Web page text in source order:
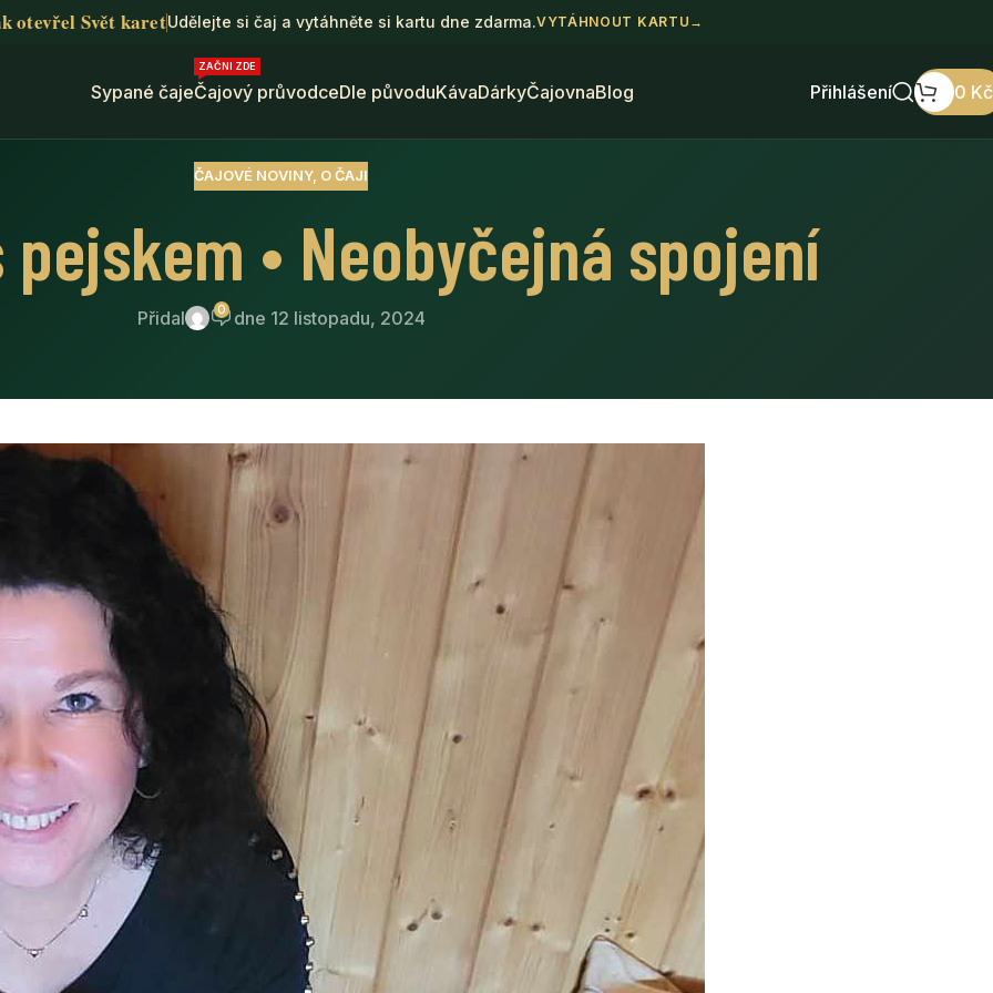
otevřel Svět karetUdělejte si čaj a vytáhněte si kartu dne zdarma.VYTÁHNOUT KARTU →
Sypané čajeČajový průvodce
ZAČNI ZDE
Dle původuKávaDárkyČajovnaBlog Přihlášení 0 Kč
ČAJOVÉ NOVINY, O ČAJI
• Neobyčejná spojení
Přidal 0 dne 12 listopadu, 2024